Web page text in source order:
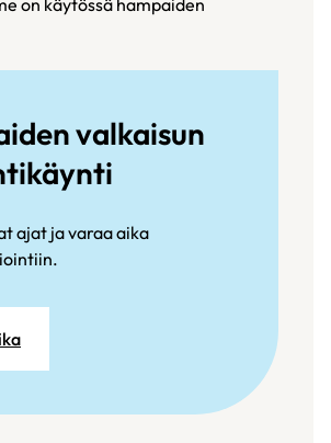
on käytössä hampaiden
valkaisun
ajat ja varaa aika